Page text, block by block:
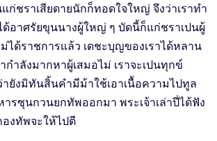
ก่ชราเสียดายนักก็ทอดใจใหญ่ จึงว่าเราทำ
อาศรัยขุนนางผู้ใหญ่ ๆ บัดนี้ก็แก่ชราเปนผู้
ได้ราชการแล้ว เดชะบุญของเราได้หลาน
ำลังมากหาผู้เสมอไม่ เราจะเปนทุกข์
ายังมิทันสิ้นคำมีม้าใช้เอาเนื้อความไปทูล
รซุนกวนยกทัพออกมา พระเจ้าเล่าปี่ได้ฟัง
งทัพจะให้ไปตี